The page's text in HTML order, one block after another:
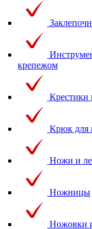
крепежом
Крестики
Крюк для
Ножи и
Ножницы
Ножовки